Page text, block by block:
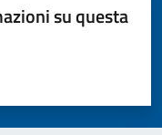
su questa